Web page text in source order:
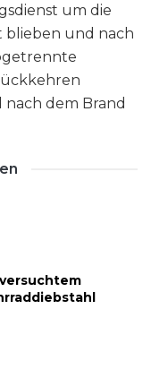
um die
blieben und nach
nach dem Brand